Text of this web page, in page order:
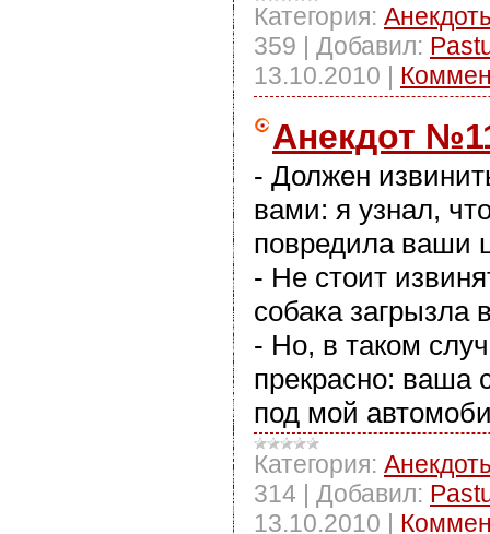
Категория:
359 | Добавил:
13.10.2010 |
Анекдот
- Должен
вами: я узнал,
повредила ваши
- Не стоит
собака загрызла
- Но, в таком
прекрасно: ваша
под мой
Категория:
314 | Добавил:
13.10.2010 |